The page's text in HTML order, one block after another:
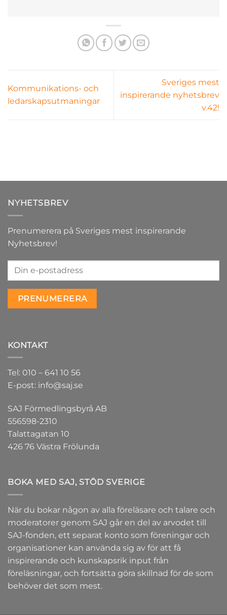
Kommunikations- och
ledarskapsutmaningar
Sveriges mest
inspirerande nyhetsbrev
v.42!
NYHETSBREV
Prenumerera på Sveriges mest inspirerande
Nyhetsbrev!
KONTAKT
Tel: 010 – 641 10 56
E-post: info@saj.se
SAJ Förmedlingsbyrå AB
556598-2310
Talattagatan 10
426 76 Västra Frölunda
BOKA MED SAJ, STÖD SVERIGE
När du bokar någon av alla föreläsare och talare och
moderatorer genom SAJ går en del av arvodet till
SAJ-fonden, ett separat konto som föreningar och
organisationer kan använda sig av för att få
inspirerande och kunskapsrik input från
föreläsningar, och fortsätta göra skillnad för de som
behöver det som mest.